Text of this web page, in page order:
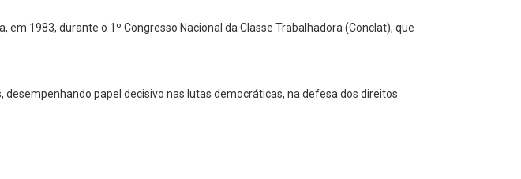
1983, durante o 1º Congresso Nacional da Classe Trabalhadora (Conclat), que
papel decisivo nas lutas democráticas, na defesa dos direitos